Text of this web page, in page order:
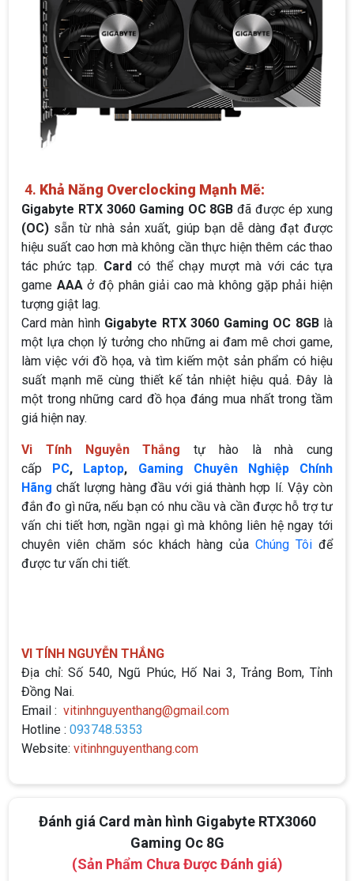
4. Khả Năng Overclocking Mạnh Mẽ:
Gigabyte RTX 3060 Gaming OC 8GB đã được ép xung
(OC) sẵn từ nhà sản xuất, giúp bạn dễ dàng đạt được
hiệu suất cao hơn mà không cần thực hiện thêm các thao
tác phức tạp. Cardcó thể chạy mượt mà với các tựa
game AAAở độ phân giải cao mà không gặp phải hiện
tượng giật lag.
Card màn hình Gigabyte RTX 3060 Gaming OC 8GBlà
một lựa chọn lý tưởng cho những ai đam mê chơi game,
làm việc với đồ họa, và tìm kiếm một sản phẩm có hiệu
suất mạnh mẽ cùng thiết kế tản nhiệt hiệu quả. Đây là
một trong những card đồ họa đáng mua nhất trong tầm
giá hiện nay.
Vi Tính Nguyễn Thắng tự hào là nhà cung
cấp PC, Laptop, Gaming Chuyên Nghiệp Chính
Hãngchất lượng hàng đầu với giá thành hợp lí. Vậy còn
đắn đo gì nữa, nếu bạn có nhu cầu và cần được hỗ trợ tư
vấn chi tiết hơn, ngần ngại gì mà không liên hệ ngay tới
chuyên viên chăm sóc khách hàng của Chúng Tôi để
được tư vấn chi tiết.
VI TÍNH NGUYỄN THẮNG
Địa chỉ: Số 540, Ngũ Phúc, Hố Nai 3, Trảng Bom, Tỉnh
Đồng Nai.
Email : vitinhnguyenthang@gmail.com
Hotline : 093748.5353
Website: vitinhnguyenthang.com
Đánh giá Card màn hình Gigabyte RTX3060
Gaming Oc 8G
(Sản Phẩm Chưa Được Đánh giá)